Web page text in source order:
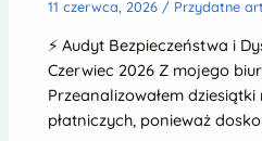
11 czerwca, 2026 / Przydatne
⚡ Audyt Bezpieczeństwa i
Czerwiec 2026 Z mojego
Przeanalizowałem
płatniczych, ponieważ